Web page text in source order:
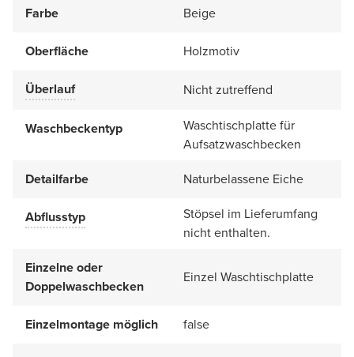
Farbe Beige
Oberfläche Holzmotiv
Überlauf Nicht zutreffend
Waschbeckentyp
Waschtischplatte für
Aufsatzwaschbecken
Detailfarbe
Naturbelassene Eiche
Abflusstyp
Stöpsel im Lieferumfang
nicht enthalten.
Einzelne oder
Doppelwaschbecken
Einzel Waschtischplatte
Einzelmontage möglich false